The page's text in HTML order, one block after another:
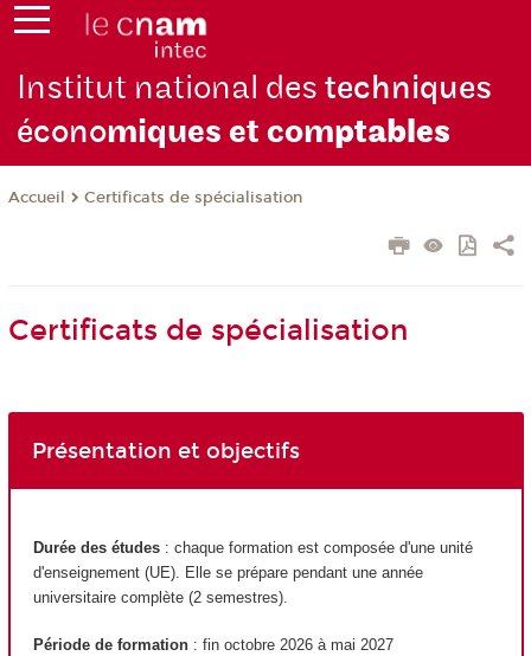
Institut national destechniques
économiques et comptables
Accueil Certificats de spécialisation
Certificats de spécialisation
Présentation et objectifs
Durée des études : chaque formation est composée d'une unité
d'enseignement (UE). Elle se prépare pendant une année
universitaire complète (2 semestres).
Période de formation : fin octobre 2026 à mai 2027